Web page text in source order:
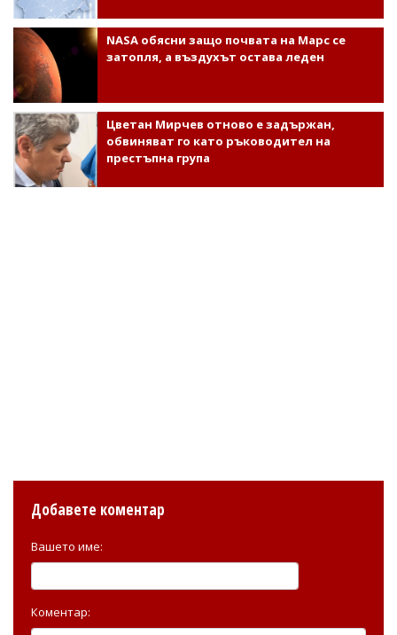
NASA обясни защо почвата на Марс се
затопля, а въздухът остава леден
Цветан Мирчев отново е задържан,
обвиняват го като ръководител на
престъпна група
Добавете коментар
Вашето име:
Коментар: